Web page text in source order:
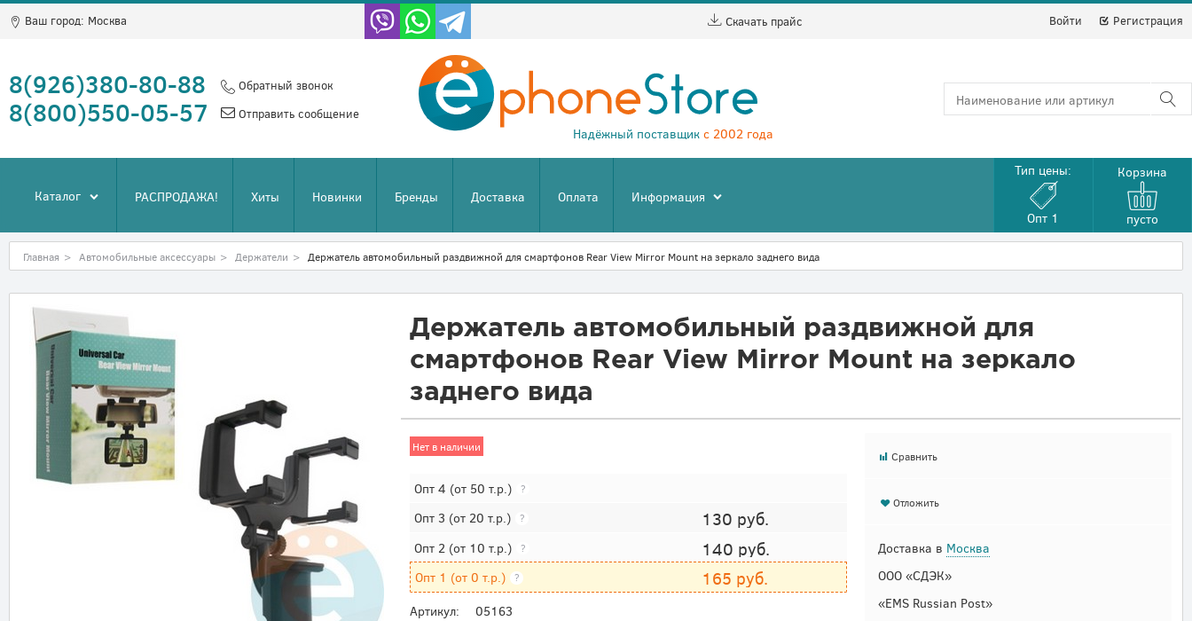
Ваш город: Москва Скачать прайс Войти Регистрация
8(926)380-80-88
8(800)550-05-57
Обратный звонок
Отправить сообщение
Надёжный поставщик с 2002 года
Каталог РАСПРОДАЖА! Хиты Новинки Бренды Доставка Оплата Информация
Тип цены:
Опт 1
Корзина
пусто
Главная > Автомобильные аксессуары > Держатели > Держатель автомобильный раздвижной для смартфонов Rear View Mirror Mount на зеркало заднего вида
Держатель автомобильный раздвижной для
смартфонов Rear View Mirror Mount на зеркало
заднего вида
Нет в наличии
Опт 4 (от 50 т.р.) ?
Опт 3 (от 20 т.р.) ? 130 руб.
Опт 2 (от 10 т.р.) ? 140 руб.
Опт 1 (от 0 т.р.) ? 165 руб.
Артикул: 05163
Сравнить
Отложить
Доставка в Москва
ООО «СДЭК»
«EMS Russian Post»